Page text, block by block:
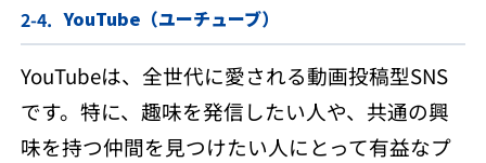
YouTube（ユーチューブ）
YouTubeは、全世代に愛される動画投稿型SNS
です。特に、趣味を発信したい人や、共通の興
味を持つ仲間を見つけたい人にとって有益なプ